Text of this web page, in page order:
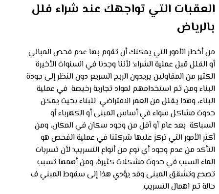
العقبات التي تواجهك عند شراء فلل
بالرياض
من أخطر الأمور التي يمكنك أن تقوم بها عدم فحص المباني
أو الفلل قبل عملية الشراء؛ لأننا وجدنا في السنوات الأخيرة
الكثير من المقاولين يريدون الربح السريع دون النظر إلى جودة
البناء ومن ثم استخدامهم لمواد تجارية رخيصة في عملية
البناء، وهذا يقلل من العمر الافتراضي للبناء بحيث يمكن
حدوث مشاكل سواء في أساس المبنى أو الكهرباء أو
السباكة بعد عام أو أقل من وجود سكان في المكان، ومن
أكثر الأمور التي تركز عليها شركتنا في عملية الفحص هو
التأكد من عدم وجود أي نوع من أنواع التسريب؛ لأن تسربات
الماء السبب في حدوث مشكلات كثيرة، ومن أهمها تسبب
تصدع وتشقق المبنى وقد يؤدي هذا إلى سقوط المبني ف
حالة تم اهمال التسريب.